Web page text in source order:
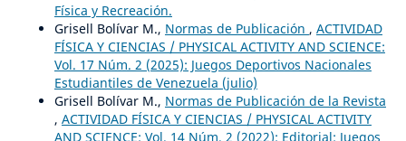
Física y Recreación.
Grisell Bolívar M., Normas de Publicación , ACTIVIDAD
FÍSICA Y CIENCIAS / PHYSICAL ACTIVITY AND SCIENCE:
Vol. 17 Núm. 2 (2025): Juegos Deportivos Nacionales
Estudiantiles de Venezuela (julio)
Grisell Bolívar M., Normas de Publicación de la Revista
, ACTIVIDAD FÍSICA Y CIENCIAS / PHYSICAL ACTIVITY
AND SCIENCE: Vol. 14 Núm. 2 (2022): Editorial: Juegos